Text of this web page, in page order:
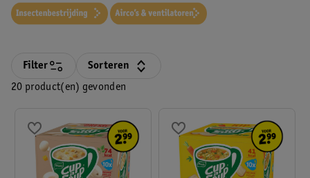
20 product(en) gevonden
Filter Sorteren